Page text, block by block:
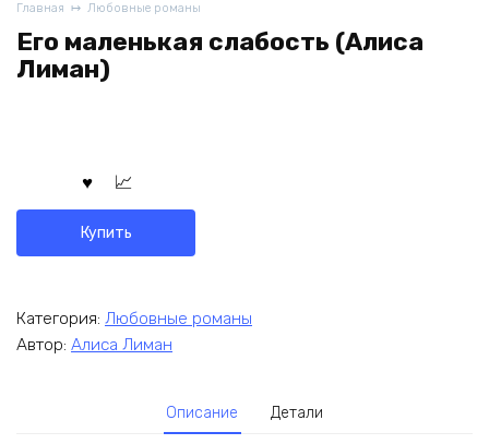
Главная Любовные романы
Его маленькая слабость (Алиса
Лиман)
Купить
Категория: Любовные романы
Автор: Алиса Лиман
Описание Детали